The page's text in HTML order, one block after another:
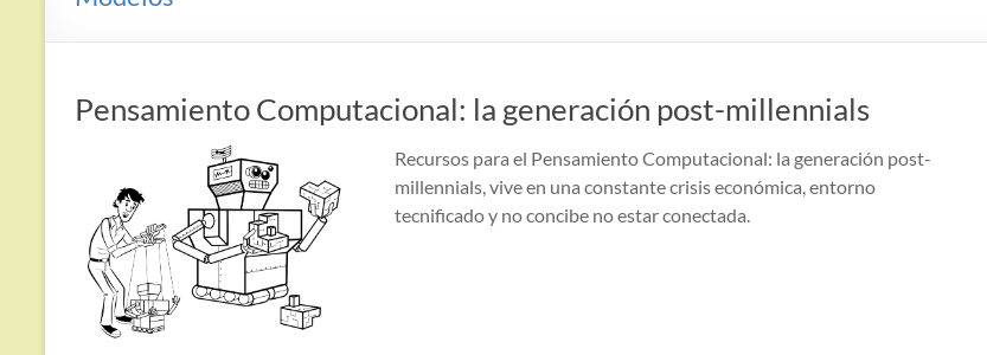
Pensamiento Computacional: la generación post-millennials
Recursos para el Pensamiento Computacional: la generación post-
millennials, vive en una constante crisis económica, entorno
tecnificado y no concibe no estar conectada.